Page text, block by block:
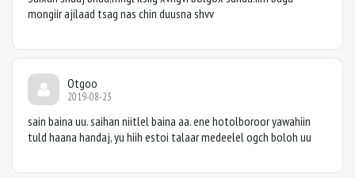
mongiir ajilaad tsag nas chin duusna shvv
Otgoo
2019-08-23
sain baina uu. saihan niitlel baina aa. ene hotolboroor yawahiin
tuld haana handaj, yu hiih estoi talaar medeelel ogch boloh uu